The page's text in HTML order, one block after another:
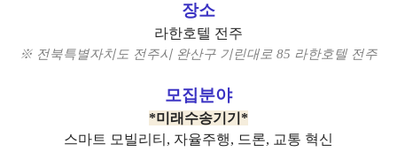
장소
라한호텔 전주
※ 전북특별자치도 전주시 완산구 기린대로 85 라한호텔 전주
모집분야
*미래수송기기*
스마트 모빌리티, 자율주행, 드론, 교통 혁신